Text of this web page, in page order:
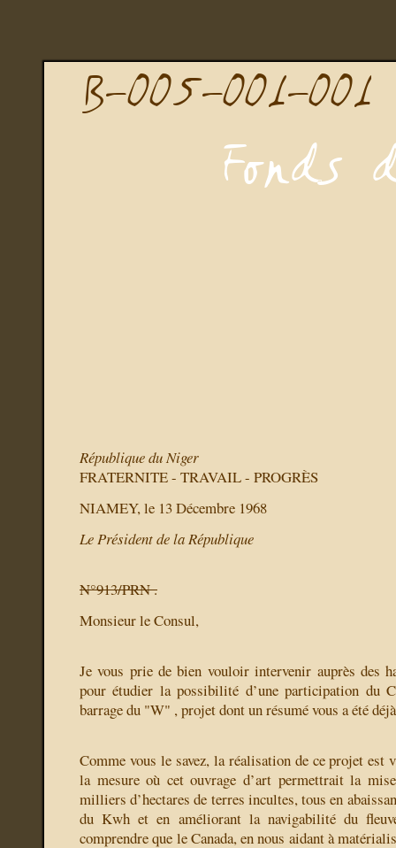
République du Niger
FRATERNITE - TRAVAIL - PROGRÈS
NIAMEY,le 13 Décembre 1968
Le Président de la République
N°913/PRN .
Monsieur le Consul,
Je vous prie de bien vouloir intervenir auprès des
pour étudier la possibilité d’une participation du
barrage du "W" , projet dont un résumé vous a été
Comme vous le savez, la réalisation de ce projet est
la mesure où cet ouvrage d’art permettrait la
milliers d’hectares de terres incultes, tous en
du Kwh et en améliorant la navigabilité du
comprendre que le Canada, en nous aidant à